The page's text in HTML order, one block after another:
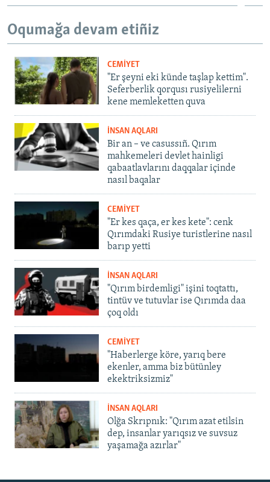
Oqumağa devam etiñiz
CEMİYET
"Er şeyni eki künde taşlap kettim".
Seferberlik qorqusı rusiyelilerni
kene memleketten quva
İNSAN AQLARI
Bir an – ve casussıñ. Qırım
mahkemeleri devlet hainligi
qabaatlavlarını daqqalar içinde
nasıl baqalar
CEMİYET
"Er kes qaça, er kes kete": cenk
Qırımdaki Rusiye turistlerine nasıl
barıp yetti
İNSAN AQLARI
"Qırım birdemligi" işini toqtattı,
tintüv ve tutuvlar ise Qırımda daa
çoq oldı
CEMİYET
"Haberlerge köre, yarıq bere
ekenler, amma biz bütünley
ekektriksizmiz"
İNSAN AQLARI
Olğa Skrıpnık: "Qırım azat etilsin
dep, insanlar yarıqsız ve suvsuz
yaşamağa azırlar"